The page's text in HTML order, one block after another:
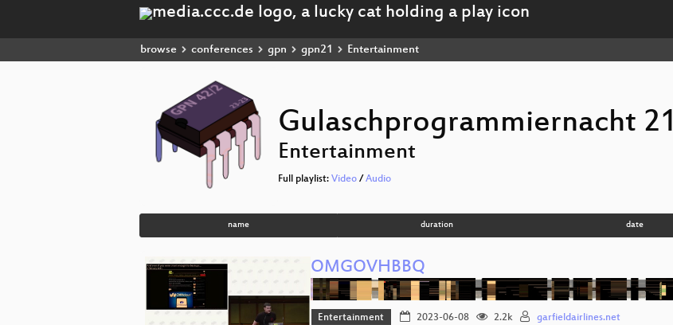
browse conferences gpn gpn21 Entertainment
Gulaschprogrammiernacht 21
Entertainment
Full playlist: Video / Audio
name duration date
OMGOVHBBQ
Entertainment 2023-06-08 2.2k garfieldairlines.net